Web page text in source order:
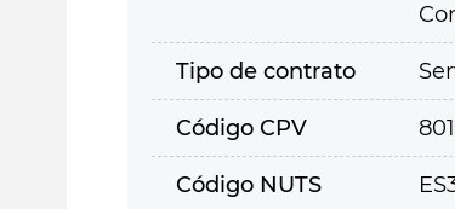
Tipo de contrato
Código CPV
Código NUTS